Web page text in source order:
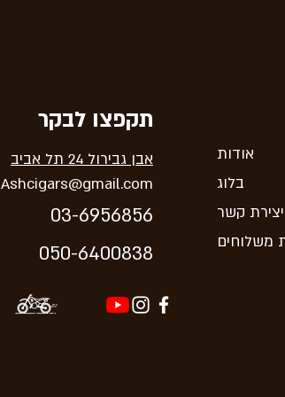
תקפצו לבקר
אבן גבירול 24 תל אביב
Ashcigars@gmail.com
03-6956856
050-6400838
אודות
בלוג
יצירת קשר
משלוחים